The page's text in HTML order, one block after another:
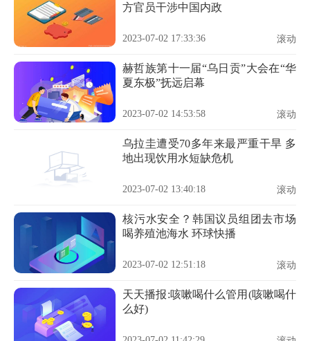
方官员干涉中国内政
2023-07-02 17:33:36 滚动
赫哲族第十一届“乌日贡”大会在“华
夏东极”抚远启幕
2023-07-02 14:53:58 滚动
乌拉圭遭受70多年来最严重干旱 多
地出现饮用水短缺危机
2023-07-02 13:40:18 滚动
核污水安全？韩国议员组团去市场
喝养殖池海水 环球快播
2023-07-02 12:51:18 滚动
天天播报:咳嗽喝什么管用(咳嗽喝什
么好)